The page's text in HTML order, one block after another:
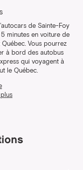
de Sainte-Foy
minutes en voiture de
Québec. Vous pourrez
à bord des autobus
qui voyagent à
le Québec.